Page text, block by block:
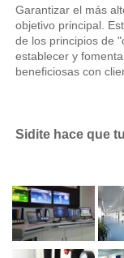
Garantizar el más
objetivo principal.
de los principios de
establecer y
beneficiosas con
Sidite hace que